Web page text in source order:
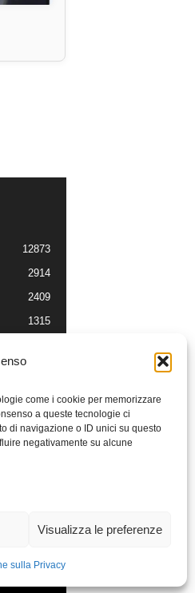
come i cookie per memorizzare
a queste tecnologie ci
di navigazione o ID unici su questo
negativamente su alcune
Visualizza le preferenze
sulla Privacy
12873
2914
2409
1315